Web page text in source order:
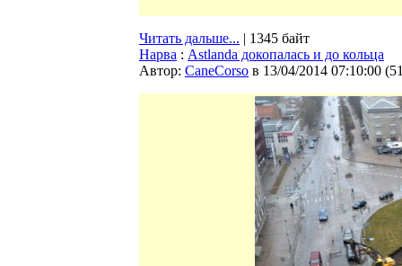
Читать дальше... | 1345 байт
Нарва : Astlanda докопалась и до кольца
Автор: CaneCorso в 13/04/2014 07:10:00 (